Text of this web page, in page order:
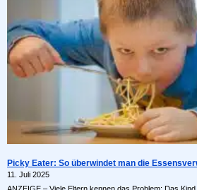
Picky Eater: So überwindet man die
11. Juli 2025